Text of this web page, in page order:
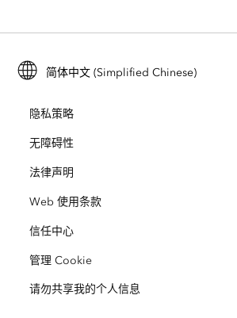
Esri Store
Esri 年轻专家关系网
培训
ArcUser
ArcNews
ArcWatch
Esri 视频
招贤纳士
开放视野
业务行为准则
网站地图
ArcGIS for Student Use
保护
教育
种族平等
简体中文 (Simplified Chinese)
隐私策略
无障碍性
法律声明
Web 使用条款
信任中心
管理 Cookie
请勿共享我的个人信息